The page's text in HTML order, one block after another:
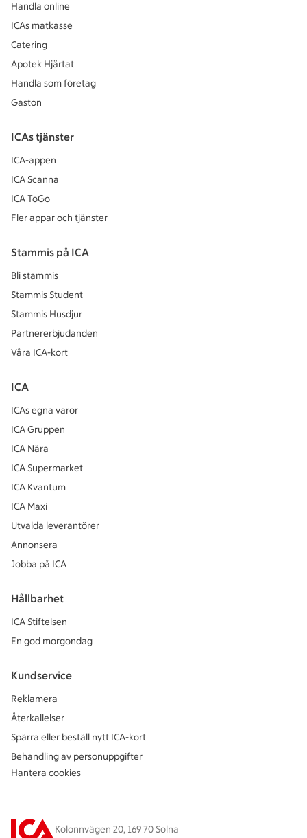
Handla online
ICAs matkasse
Catering
Apotek Hjärtat
Handla som företag
Gaston
ICAs tjänster
ICA-appen
ICA Scanna
ICA ToGo
Fler appar och tjänster
Stammis på ICA
Bli stammis
Stammis Student
Stammis Husdjur
Partnererbjudanden
Våra ICA-kort
ICA
ICAs egna varor
ICA Gruppen
ICA Nära
ICA Supermarket
ICA Kvantum
ICA Maxi
Utvalda leverantörer
Annonsera
Jobba på ICA
Hållbarhet
ICA Stiftelsen
En god morgondag
Kundservice
Reklamera
Återkallelser
Spärra eller beställ nytt ICA-kort
Behandling av personuppgifter
Hantera cookies
Kolonnvägen 20, 169 70 Solna